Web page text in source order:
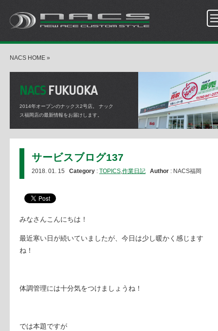
NACS HOME »
NACSFUKUOKA
2014年オープンのナックス2号店。
ナック
ス福岡店の最新情報をお届けします。
サービスブログ137
2018. 01. 15 Category : TOPICS,作業日記 Author : NACS福岡
みなさんこんにちは！
最近寒い日が続いていましたが、今日は少し暖かく感じます
ね！
体調管理には十分気をつけましょうね！
では本題ですが